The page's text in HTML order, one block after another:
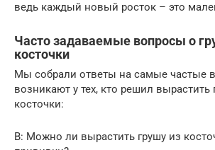
ведь каждый новый росток – это
Часто задаваемые вопросы о
косточки
Мы собрали ответы на самые частые
возникают у тех, кто решил вырастить
косточки:
В: Можно ли вырастить грушу из